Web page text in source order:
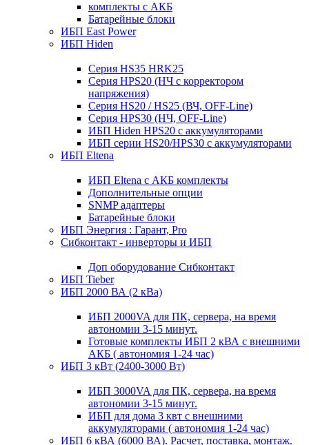
комплекты с АКБ
Батарейные блоки
ИБП East Power
ИБП Hiden
Серия HS35 HRK25
Серия HPS20 (НЧ с корректором
напряжения)
Серия HS20 / HS25 (ВЧ, OFF-Line)
Серия HPS30 (НЧ, OFF-Line)
ИБП Hiden HPS20 с аккумуляторами
ИБП серии HS20/HPS30 с аккумуляторами
ИБП Eltena
ИБП Eltena с АКБ комплекты
Дополнительные опции
SNMP адаптеры
Батарейные блоки
ИБП Энергия : Гарант, Pro
Сибконтакт - инверторы и ИБП
Доп оборудование Сибконтакт
ИБП Tieber
ИБП 2000 ВА (2 кВа)
ИБП 2000VA для ПК, сервера, на время
автономии 3-15 минут.
Готовые комплекты ИБП 2 кВА с внешними
АКБ ( автономия 1-24 час)
ИБП 3 кВт (2400-3000 Вт)
ИБП 3000VA для ПК, сервера, на время
автономии 3-15 минут.
ИБП для дома 3 квт с внешними
аккумуляторами ( автономия 1-24 час)
ИБП 6 кВА (6000 ВА). Расчет, поставка, монтаж.